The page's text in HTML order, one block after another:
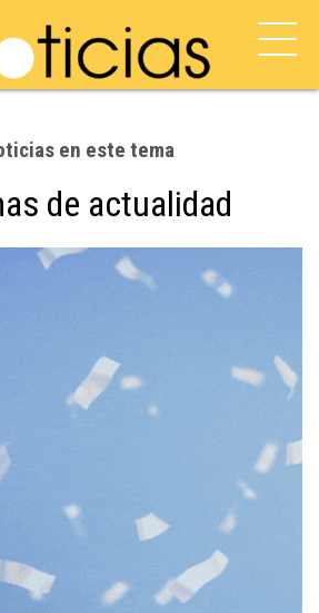
en este tema
de actualidad